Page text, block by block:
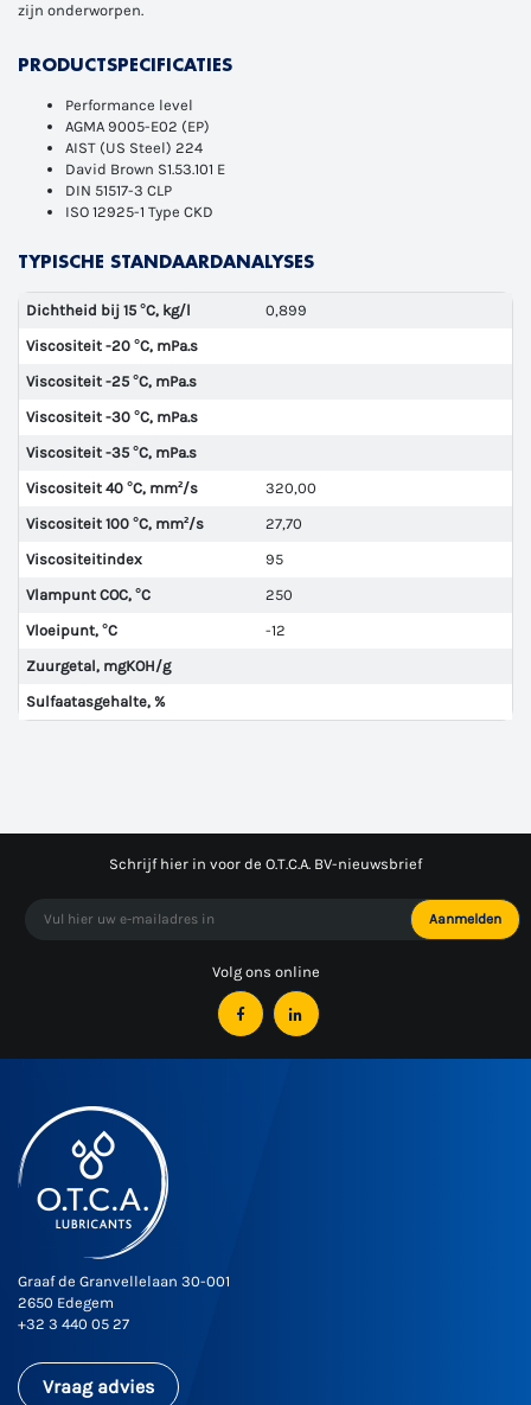
zijn onderworpen.
PRODUCTSPECIFICATIES
Performance level
AGMA 9005-E02 (EP)
AIST (US Steel) 224
David Brown S1.53.101 E
DIN 51517-3 CLP
ISO 12925-1 Type CKD
TYPISCHE STANDAARDANALYSES
Dichtheid bij 15 °C, kg/l
0,899
Viscositeit -20 °C, mPa.s
Viscositeit -25 °C, mPa.s
Viscositeit -30 °C, mPa.s
Viscositeit -35 °C, mPa.s
Viscositeit 40 °C, mm²/s
320,00
Viscositeit 100 °C, mm²/s
27,70
Viscositeitindex
95
Vlampunt COC, °C
250
Vloeipunt, °C
-12
Zuurgetal, mgKOH/g
Sulfaatasgehalte, %
Schrijf hier in voor de O.T.C.A. BV-nieuwsbrief
Aanmelden
Volg ons online

Facebook

LinkedIn
Graaf de Granvellelaan 30-001
2650 Edegem
+32 3 440 05 27
Vraag advies